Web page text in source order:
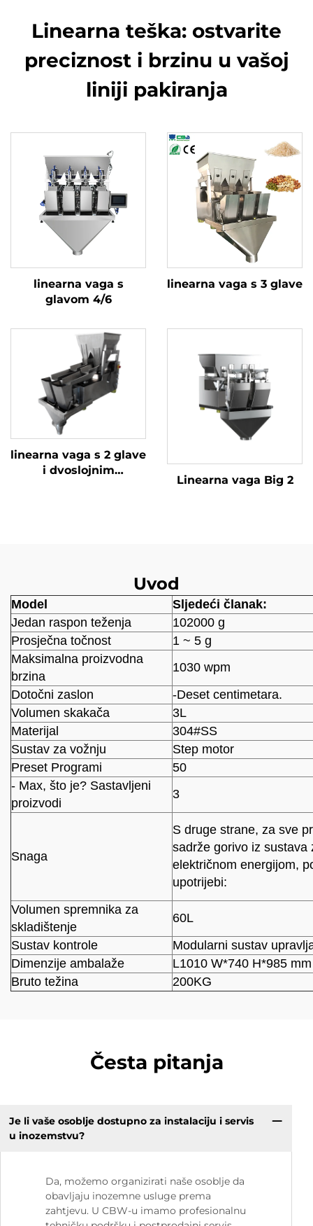
Linearna teška: ostvarite
preciznost i brzinu u vašoj
liniji pakiranja
linearna vaga s
glavom 4/6
linearna vaga s 3 glave
linearna vaga s 2 glave
i dvoslojnim
Linearna vaga Big 2
Uvod
Model
Sljedeći članak:
Jedan raspon teženja
102000 g
Prosječna točnost
1 ~ 5 g
Maksimalna proizvodna
brzina
1030 wpm
Dotočni zaslon
-Deset centimetara.
Volumen skakača
3L
Materijal
304#SS
Sustav za vožnju
Step motor
Preset Programi
50
- Max, što je? Sastavljeni
proizvodi
3
Snaga
S druge strane, za sve
sadrže gorivo iz sustava
električnom energijom,
upotrijebi:
Volumen spremnika za
skladištenje
60L
Sustav kontrole
Modularni sustav
Dimenzije ambalaže
L1010 W*740 H*985 mm
Bruto težina
200KG
Česta pitanja
Je li vaše osoblje dostupno za instalaciju i servis
u inozemstvu?
Da, možemo organizirati naše osoblje da
obavljaju inozemne usluge prema
zahtjevu. U CBW-u imamo profesionalnu